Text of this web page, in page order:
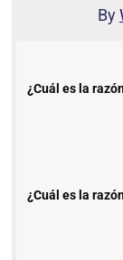
By
¿Cuál es la
¿Cuál es la